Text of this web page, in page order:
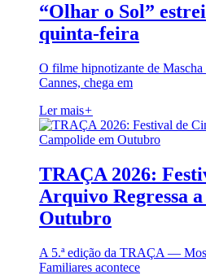
“Olhar o Sol”
quinta-feira
O filme hipnotizante de
Cannes, chega em
Ler mais+
TRAÇA 2026:
Arquivo Regressa
Outubro
A 5.ª edição da TRAÇA —
Familiares acontece